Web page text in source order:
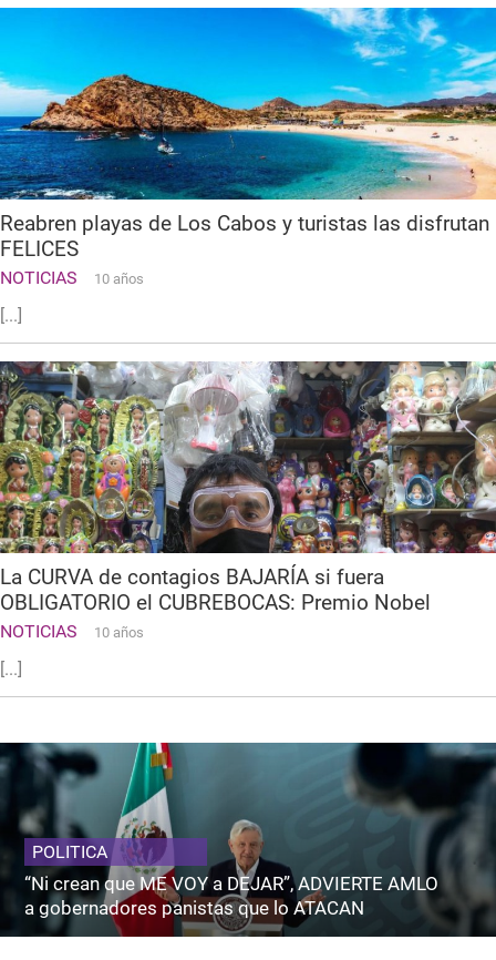
Reabren playas de Los Cabos y turistas las disfrutan
FELICES
NOTICIAS 10 años
[...]
La CURVA de contagios BAJARÍA si fuera
OBLIGATORIO el CUBREBOCAS: Premio Nobel
NOTICIAS 10 años
[...]
POLITICA
“Ni crean que ME VOY a DEJAR”, ADVIERTE AMLO
a gobernadores panistas que lo ATACAN